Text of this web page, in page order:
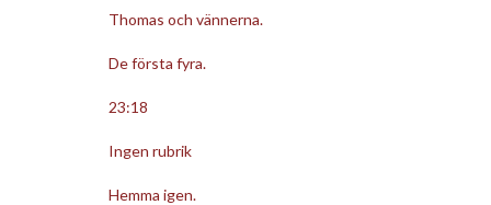
Thomas och vännerna.
De första fyra.
23:18
Ingen rubrik
Hemma igen.